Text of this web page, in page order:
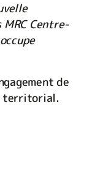
Centre-
de
territorial.